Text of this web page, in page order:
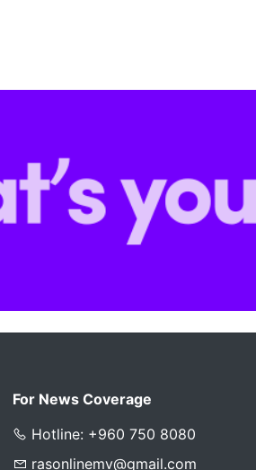
For News Coverage
Hotline: +960 750 8080
rasonlinemv@gmail.com